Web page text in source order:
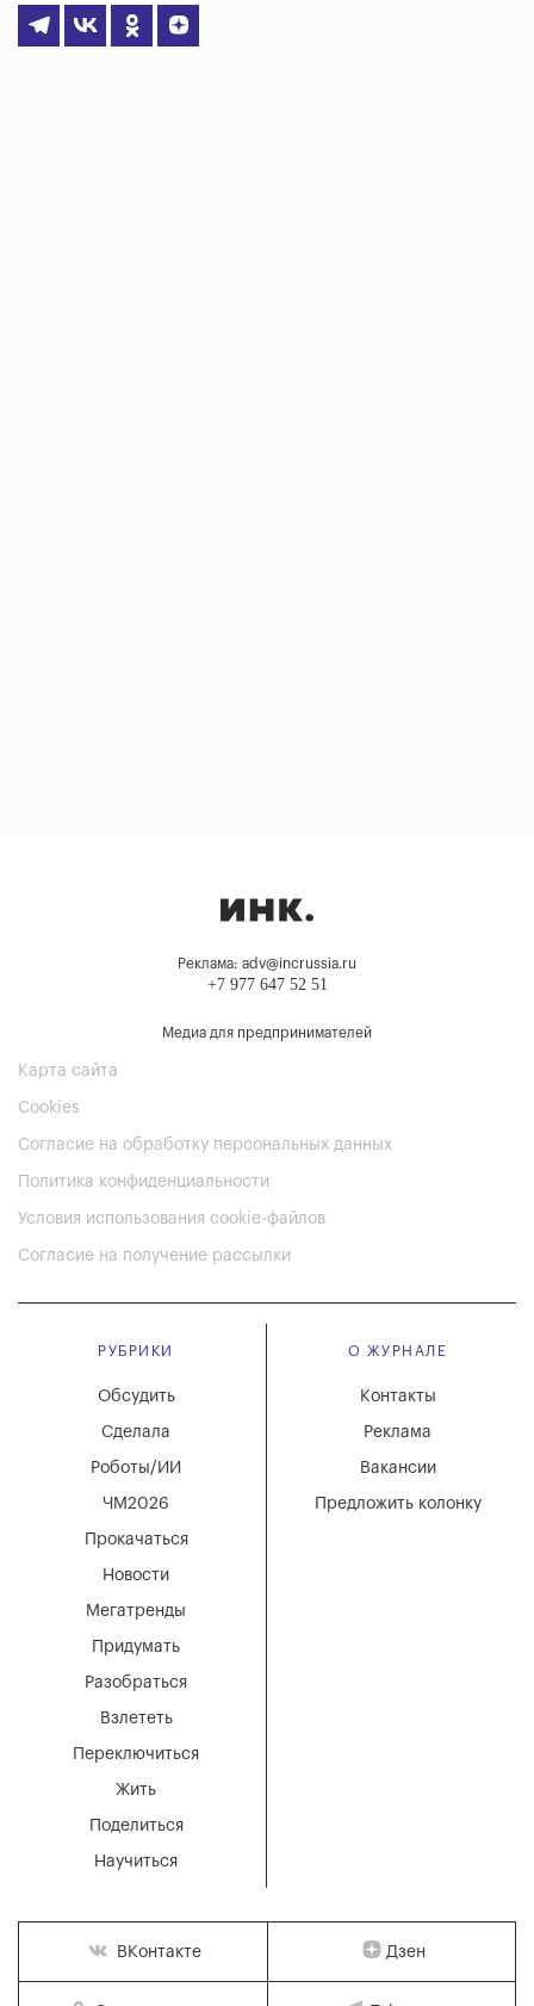
Реклама: adv@incrussia.ru
+7 977 647 52 51
Медиа для предпринимателей
Карта сайта
Cookies
Согласие на обработку персональных данных
Политика конфиденциальности
Условия использования cookie-файлов
Согласие на получение рассылки
РУБРИКИ
Мегатренды
Придумать
Разобраться
Взлететь
Новости
Переключиться
Жить
Поделиться
Научиться
Обсудить
Сделала
Роботы/ИИ
ЧМ2026
Прокачаться
О ЖУРНАЛЕ
Вакансии
Реклама
Контакты
Предложить колонку
ВКонтакте Дзен